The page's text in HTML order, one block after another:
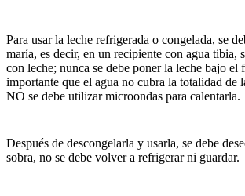
Para usar la leche refrigerada o congelada, se
maría, es decir, en un recipiente con agua tibia,
con leche; nunca se debe poner la leche bajo el
importante que el agua no cubra la totalidad de
NO se debe utilizar microondas para calentarla.
Después de descongelarla y usarla, se debe
sobra, no se debe volver a refrigerar ni guardar.